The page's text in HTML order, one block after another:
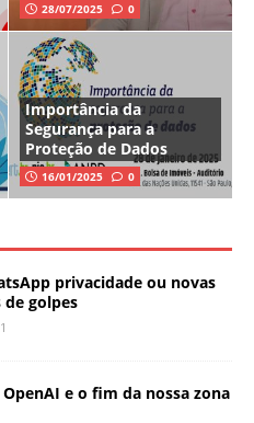
28/07/2025 0
Importância da
Segurança para a
Proteção de Dados
16/01/2025 0
privacidade ou novas
golpes
1
e o fim da nossa zona